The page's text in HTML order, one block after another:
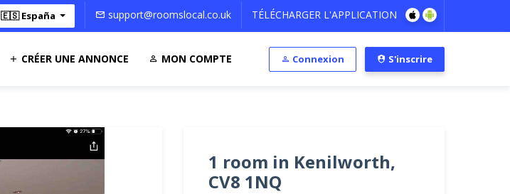
🇪🇸 España support@roomslocal.co.uk TÉLÉCHARGER L'APPLICATION
CRÉER UNE ANNONCE MON COMPTE Connexion S'inscrire
1 room in Kenilworth,
CV8 1NQ